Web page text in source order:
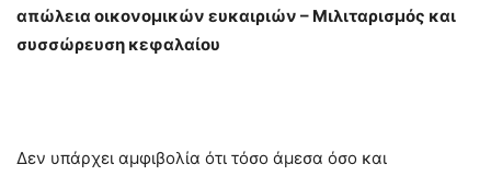
απώλεια οικονομικών ευκαιριών – Μιλιταρισμός και
συσσώρευση κεφαλαίου
Δεν υπάρχει αμφιβολία ότι τόσο άμεσα όσο και